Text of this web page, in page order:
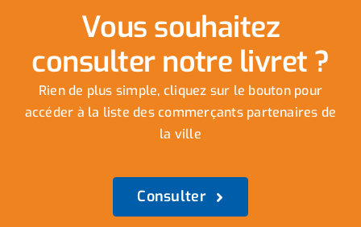
Vous souhaitez
consulter notre livret ?
Rien de plus simple, cliquez sur le bouton pour
accéder à la liste des commerçants partenaires de
la ville
Consulter